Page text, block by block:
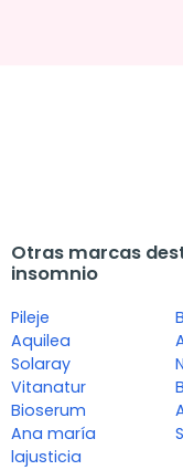
Otras marcas
insomnio
Pileje
Aquilea
Solaray
Vitanatur
Bioserum
Ana maría
lajusticia